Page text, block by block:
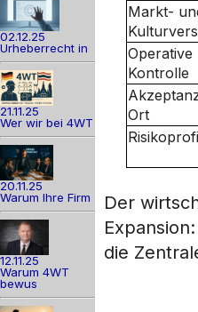
02.12.25
Urheberrecht in
21.11.25
Wer wir bei 4WT
20.11.25
Warum Ihre Firm
12.11.25
Warum 4WT
bewus
Markt-
Operative
Kontrolle
Ort
Der
die